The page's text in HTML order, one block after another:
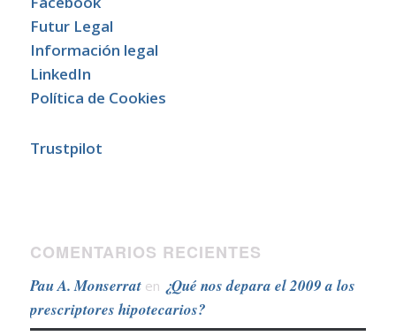
Futur Legal
Información legal
LinkedIn
Política de Cookies
Trustpilot
COMENTARIOS RECIENTES
Pau A. Monserraten ¿Qué nos depara el 2009 a los
prescriptores hipotecarios?